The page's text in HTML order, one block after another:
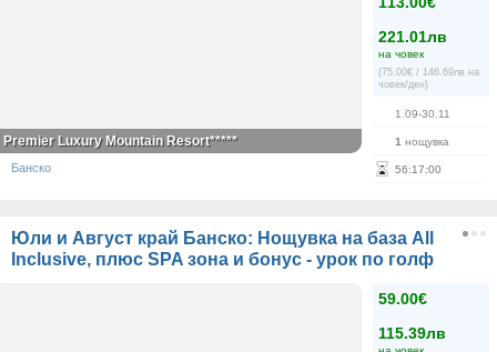
221.01лв
на човек
(75.00€ / 146.69лв на
човек/ден)
1.09-30.11
1 нощувка
56:17:00
Premier Luxury Mountain Resort*****
Банско
Юли и Август край Банско: Нощувка на база All
Inclusive, плюс SPA зона и бонус - урок по голф
59.00€
115.39лв